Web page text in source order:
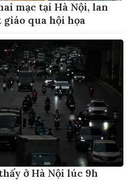
mạc tại Hà Nội, lan
qua hội họa
ở Hà Nội lúc 9h